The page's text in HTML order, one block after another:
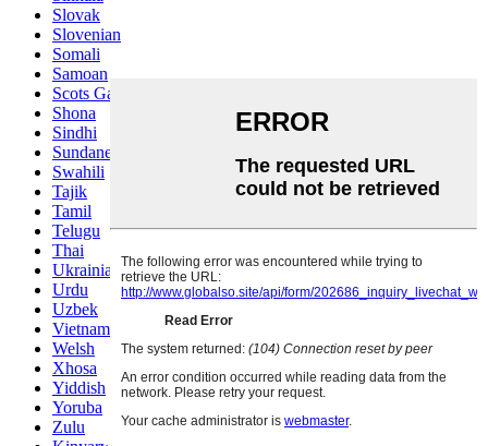
Slovak
Slovenian
Somali
Samoan
Scots Gaelic
Shona
Sindhi
Sundanese
Swahili
Tajik
Tamil
Telugu
Thai
Ukrainian
Urdu
Uzbek
Vietnamese
Welsh
Xhosa
Yiddish
Yoruba
Zulu